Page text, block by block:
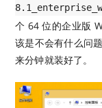
个 64 位的企业版
该是不会有什么问
来分钟就装好了。